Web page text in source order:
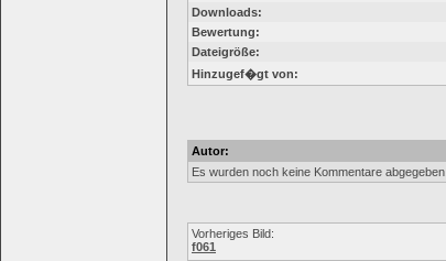
Downloads:
Bewertung:
Dateigröße:
Hinzugef�gt von:
Autor:
Es wurden noch keine Kommentare abgegeben.
Vorheriges Bild:
f061